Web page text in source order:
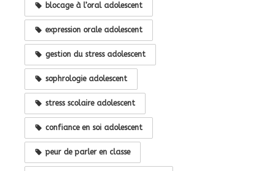
blocage à l’oral adolescent
expression orale adolescent
gestion du stress adolescent
sophrologie adolescent
stress scolaire adolescent
confiance en soi adolescent
peur de parler en classe